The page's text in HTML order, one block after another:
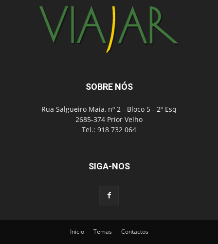
SOBRE NÓS
Rua Salgueiro Maia, nº 2 - Bloco 5 - 2º Esq
2685-374 Prior Velho
Tel.: 918 732 064
SIGA-NOS
Inicio Temas Contactos